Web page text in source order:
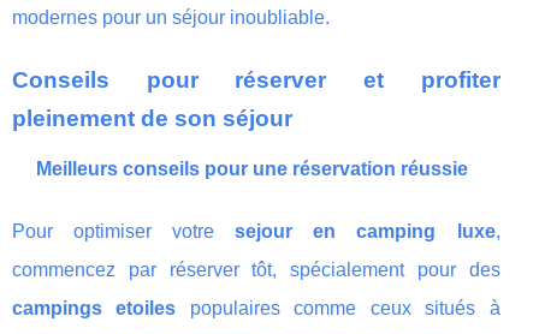
modernes pour un séjour inoubliable.
Conseils pour réserver et profiter
pleinement de son séjour
Meilleurs conseils pour une réservation réussie
Pour optimiser votresejour en camping luxe,
commencez par réserver tôt, spécialement pour des
campings etoiles populaires comme ceux situés à